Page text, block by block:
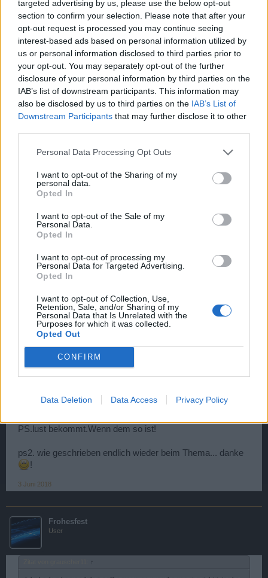
targeted advertising by us, please use the below opt-out
section to confirm your selection. Please note that after your
opt-out request is processed you may continue seeing
interest-based ads based on personal information utilized by
us or personal information disclosed to third parties prior to
your opt-out. You may separately opt-out of the further
disclosure of your personal information by third parties on the
IAB’s list of downstream participants. This information may
also be disclosed by us to third parties on the IAB’s List of
Downstream Participants that may further disclose it to other
Personal Data Processing Opt Outs
I want to opt-out of the Sharing of my
personal data.
Opted In
I want to opt-out of the Sale of my
Personal Data.
Opted In
I want to opt-out of processing my
Personal Data for Targeted Advertising.
Opted In
I want to opt-out of Collection, Use,
Retention, Sale, and/or Sharing of my
Personal Data that Is Unrelated with the
Purposes for which it was collected.
Opted Out
CONFIRM
Data Deletion Data Access Privacy Policy
grauscher11
User
Zitat von Firmatik:↑
So ich bring diesen Schrecklichen Gedanken mal so tief
unterwasser wie eure Schiffe.
Angenommen die Server werden zusammengelegt, WIE kommst
du darauf das Bugs verschwinden?
und ausgenommen davon, woher willst du wissen das ein Server
gibt es MASSIV serverprobleme, und jetzt willste die Araber mit
rüberziehen auf die neuen server. Ein server ist nicht einfach ne
platte diede ins laufwerk schiebst und jut ist. es hat eine menge mit
Netzcode zutun und dieses spiel muss eben flüssig laufen, stellda
weg, dann jaulense alle im forum rum. UND WEHHHHHE da
kommtn englischsprachiger um die ecke. dann knallts bei den
deutschen.
Ok. w.B. beim Thema.
Aber keine angst, denke das wir auch spielen können..
Mutig klasse
(der Schöne)
(C.Piraten Club)
ps. Ich denke das noch keine Serverzusammenlegung in
sicht ist oder Angekündigt.. deshalb
ps1. Ich denke das es dann erst richtig Rund geht..und man
PS.lust bekommt.Wenn dem so ist!
ps2. wie geschrieben endlich wieder beim Thema... danke
!
3 Juni 2018
Frohesfest
User
↑